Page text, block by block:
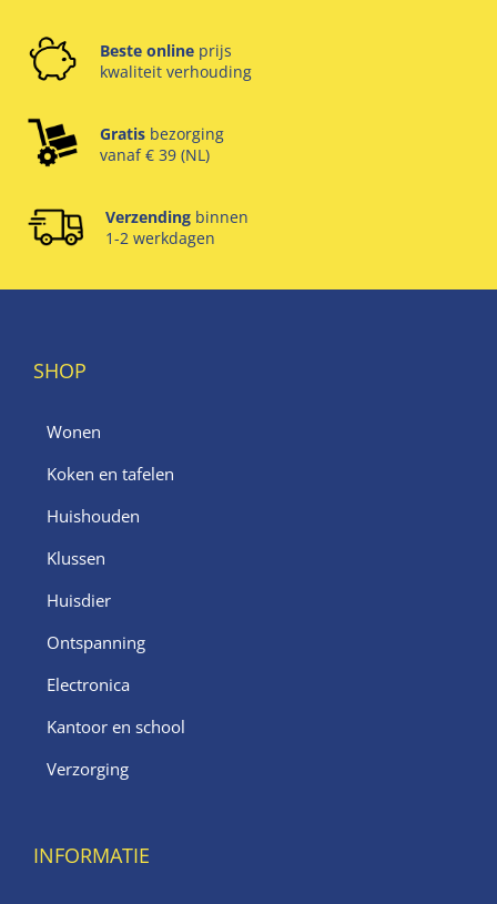
Beste online prijs
kwaliteit verhouding
Gratis bezorging
vanaf € 39 (NL)
Verzending binnen
1-2 werkdagen
SHOP
Wonen
Koken en tafelen
Huishouden
Klussen
Huisdier
Ontspanning
Electronica
Kantoor en school
Verzorging
INFORMATIE